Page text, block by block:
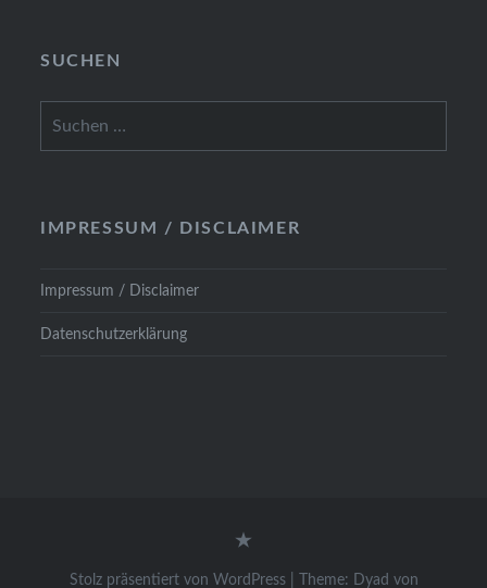
SUCHEN
IMPRESSUM / DISCLAIMER
Impressum / Disclaimer
Datenschutzerklärung
Stolz präsentiert von WordPress Theme: Dyad von